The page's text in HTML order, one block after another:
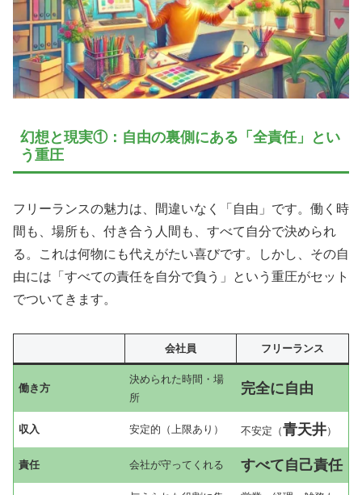
幻想と現実①：自由の裏側にある「全責任」とい
う重圧
フリーランスの魅力は、間違いなく「自由」です。働く時
間も、場所も、付き合う人間も、すべて自分で決められ
る。これは何物にも代えがたい喜びです。しかし、その自
由には「すべての責任を自分で負う」という重圧がセット
でついてきます。
会社員 フリーランス
働き方
決められた時間・場
所
完全に自由
収入 安定的（上限あり） 不安定（青天井）
責任 会社が守ってくれる すべて自己責任